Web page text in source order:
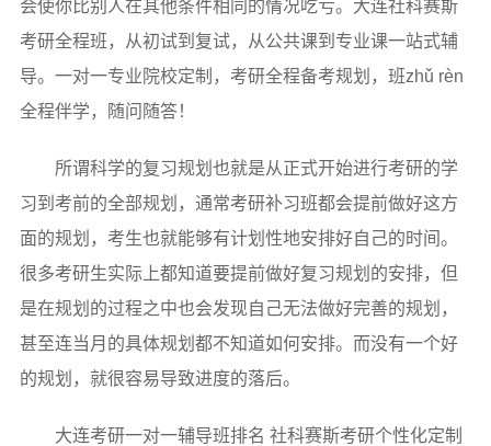
会使你比别人在其他条件相同的情况吃亏。大连社科赛斯
考研全程班，从初试到复试，从公共课到专业课一站式辅
导。一对一专业院校定制，考研全程备考规划，班zhǔ rèn
全程伴学，随问随答！
所谓科学的复习规划也就是从正式开始进行考研的学
习到考前的全部规划，通常考研补习班都会提前做好这方
面的规划，考生也就能够有计划性地安排好自己的时间。
很多考研生实际上都知道要提前做好复习规划的安排，但
是在规划的过程之中也会发现自己无法做好完善的规划，
甚至连当月的具体规划都不知道如何安排。而没有一个好
的规划，就很容易导致进度的落后。
大连考研一对一辅导班排名 社科赛斯考研个性化定制